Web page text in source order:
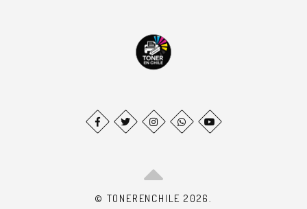
© TONERENCHILE 2026.